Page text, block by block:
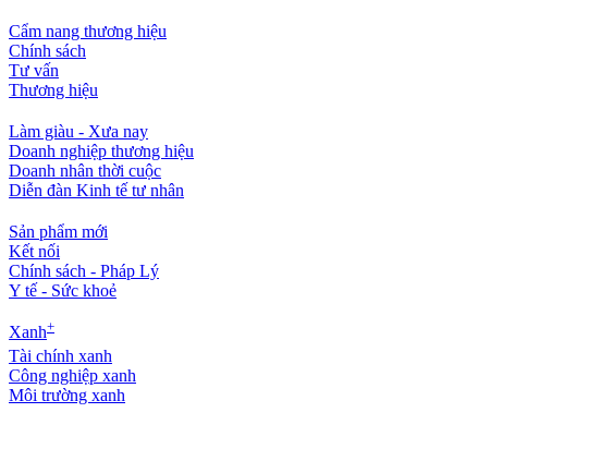
Cẩm nang thương hiệu
Chính sách
Tư vấn
Thương hiệu
Làm giàu - Xưa nay
Doanh nghiệp thương hiệu
Doanh nhân thời cuộc
Diễn đàn Kinh tế tư nhân
Sản phẩm mới
Kết nối
Chính sách - Pháp Lý
Y tế - Sức khoẻ
Xanh+
Tài chính xanh
Công nghiệp xanh
Môi trường xanh